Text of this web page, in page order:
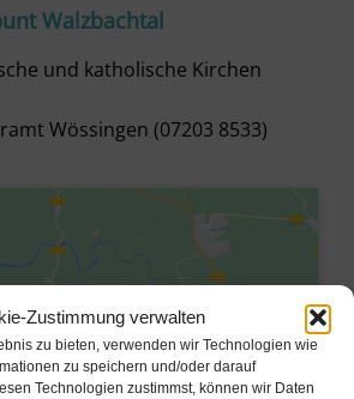
Zustimmung verwalten
zu bieten, verwenden wir Technologien wie
zu speichern und/oder darauf
Technologien zustimmst, können wir Daten
Walzbachtal
und katholische Kirchen
Wössingen (07203 8533)